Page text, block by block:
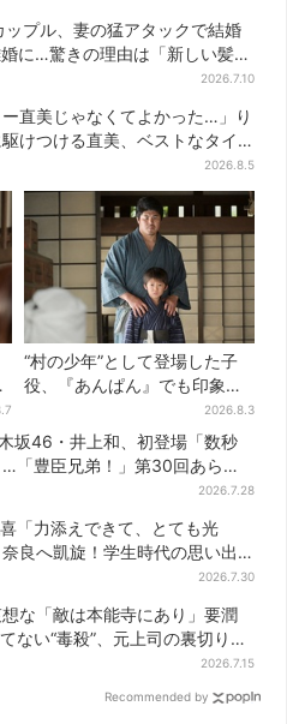
プル、妻の猛アタックで結婚
に…驚きの理由は「新しい髪
2026.7.10
ー直美じゃなくてよかった…」り
けつける直美、ベストなタイ
2026.8.5
“村の少年”として登場した子
役、『あんぱん』でも印象的
だった…視聴者驚き「どうり
で演技上手だと」
2026.8.3
坂46・井上和、初登場「数秒
「豊臣兄弟！」第30回あらす
2026.7.28
「力添えできて、とても光
良へ凱旋！学生時代の思い出
2026.7.30
な「敵は本能寺にあり」要潤
ない“毒殺”、元上司の裏切り
2026.7.15
Recommended by